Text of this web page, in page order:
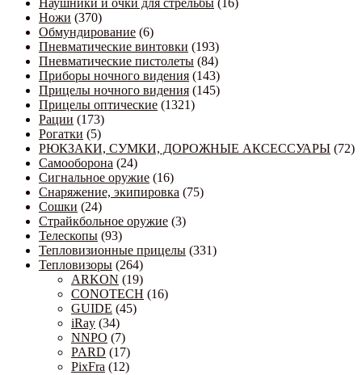
Наушники и очки для стрельбы (16)
Ножи (370)
Обмундирование (6)
Пневматические винтовки (193)
Пневматические пистолеты (84)
Приборы ночного видения (143)
Прицелы ночного видения (145)
Прицелы оптические (1321)
Рации (173)
Рогатки (5)
РЮКЗАКИ, СУМКИ, ДОРОЖНЫЕ АКСЕССУАРЫ (72)
Самооборона (24)
Сигнальное оружие (16)
Снаряжение, экипировка (75)
Сошки (24)
Страйкбольное оружие (3)
Телескопы (93)
Тепловизионные прицелы (331)
Тепловизоры (264)
ARKON (19)
CONOTECH (16)
GUIDE (45)
iRay (34)
NNPO (7)
PARD (17)
PixFra (12)